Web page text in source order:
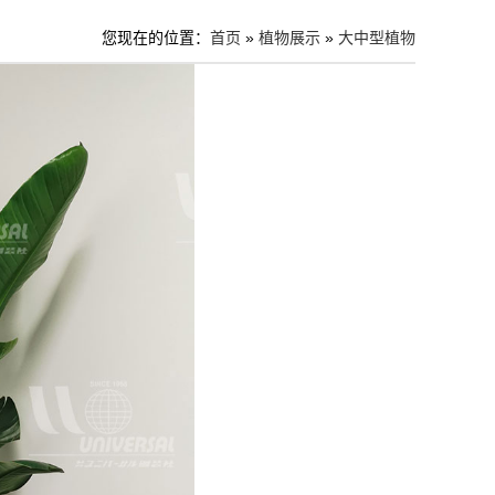
您现在的位置： 首页 » 植物展示 » 大中型植物